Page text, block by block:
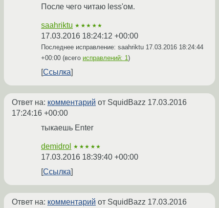
После чего читаю less'ом.
saahriktu ★★★★★
17.03.2016 18:24:12 +00:00
Последнее исправление: saahriktu 17.03.2016 18:24:44
+00:00 (всего исправлений: 1)
Ссылка
Ответ на: комментарий от SquidBazz 17.03.2016
17:24:16 +00:00
тыкаешь Enter
demidrol ★★★★★
17.03.2016 18:39:40 +00:00
Ссылка
Ответ на: комментарий от SquidBazz 17.03.2016